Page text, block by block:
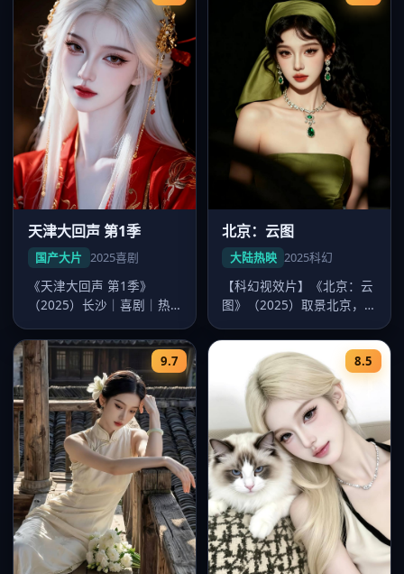
天津大回声 第1季
国产大片 2025喜剧
《天津大回声 第1季》
（2025）长沙｜喜剧｜热
腾、易烊…
北京：云图
大陆热映 2025科幻
【科幻视效片】《北京：云
图》（2025）取景北京，
迪丽热…
9.7 8.5